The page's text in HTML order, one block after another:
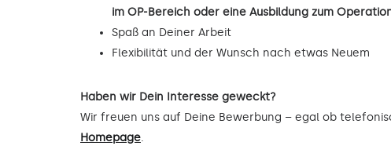
im OP-Bereich oder eine Ausbildung zum
Spaß an Deiner Arbeit
Flexibilität und der Wunsch nach etwas Neuem
Haben wir Dein Interesse geweckt?
Wir freuen uns auf Deine Bewerbung – egal ob
Homepage.